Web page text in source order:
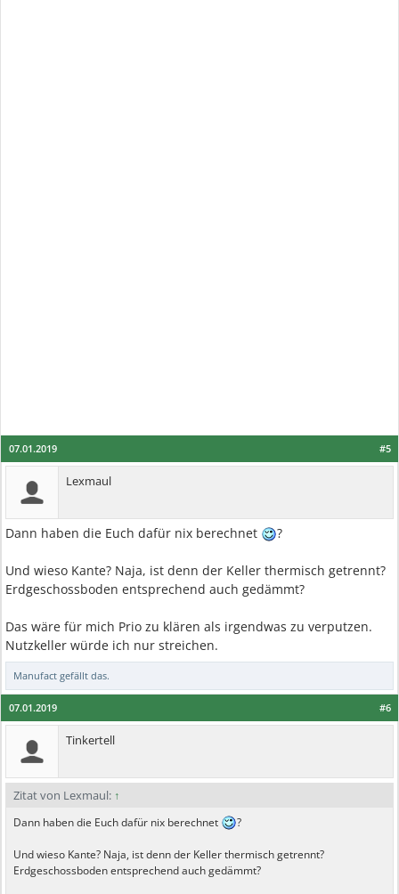
#5
07.01.2019
Lexmaul
Dann haben die Euch dafür nix berechnet ?
Und wieso Kante? Naja, ist denn der Keller thermisch getrennt?
Erdgeschossboden entsprechend auch gedämmt?
Das wäre für mich Prio zu klären als irgendwas zu verputzen.
Nutzkeller würde ich nur streichen.
Manufact gefällt das.
#6
07.01.2019
Tinkertell
Zitat von Lexmaul: ↑
Dann haben die Euch dafür nix berechnet ?
Und wieso Kante? Naja, ist denn der Keller thermisch getrennt?
Erdgeschossboden entsprechend auch gedämmt?